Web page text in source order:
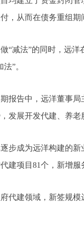
，从而在债务重组期
“减法”的同时，远洋
”。
报告中，远洋董事
发展开发代建、养老
步成为远洋构建的
建项目81个，新增服
代建领域，新签规